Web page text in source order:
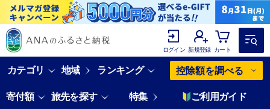
ログイン 新規登録 カート
カテゴリ 地域 ランキング 控除額を調べる
寄付額 旅先を探す 特集 ご利用ガイド